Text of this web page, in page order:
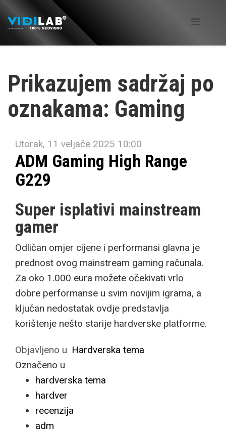
Prikazujem sadržaj po
oznakama: Gaming
Utorak, 11 veljače 2025 10:00
ADM Gaming High Range
G229
Super isplativi mainstream
gamer
Odličan omjer cijene i performansi glavna je
prednost ovog mainstream gaming računala.
Za oko 1.000 eura možete očekivati vrlo
dobre performanse u svim novijim igrama, a
ključan nedostatak ovdje predstavlja
korištenje nešto starije hardverske platforme.
Objavljeno u Hardverska tema
Označeno u
hardverska tema
hardver
recenzija
adm